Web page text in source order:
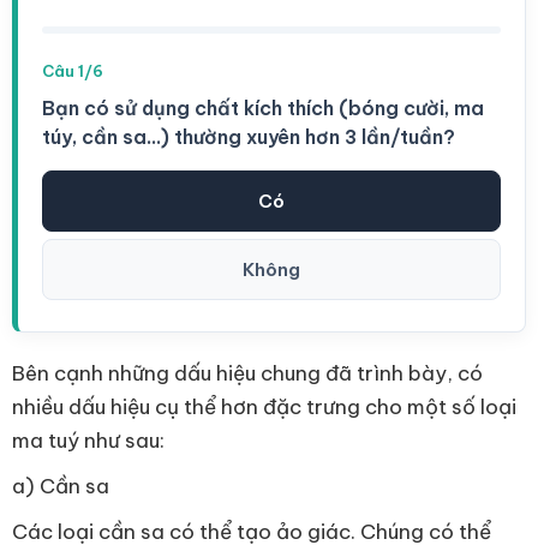
Câu 1/6
Bạn có sử dụng chất kích thích (bóng cười, ma
túy, cần sa...) thường xuyên hơn 3 lần/tuần?
Có
Không
Bên cạnh những dấu hiệu chung đã trình bày, có
nhiều dấu hiệu cụ thể hơn đặc trưng cho một số loại
ma tuý như sau:
a) Cần sa
Các loại cần sa có thể tạo ảo giác. Chúng có thể